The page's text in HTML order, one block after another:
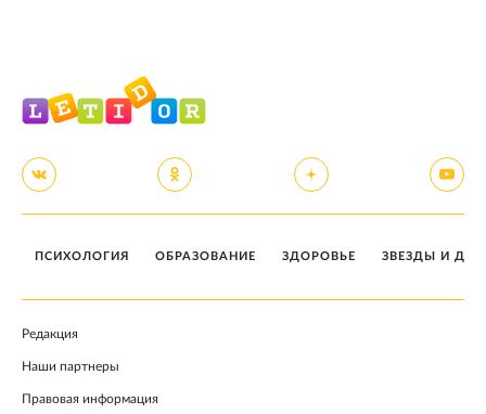
ПСИХОЛОГИЯ ОБРАЗОВАНИЕ ЗДОРОВЬЕ ЗВЕЗДЫ И
Редакция
Наши партнеры
Правовая информация